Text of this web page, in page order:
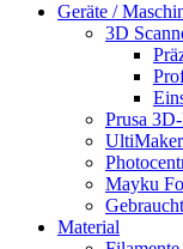
Geräte /
3D
Prusa
Mayku
Material